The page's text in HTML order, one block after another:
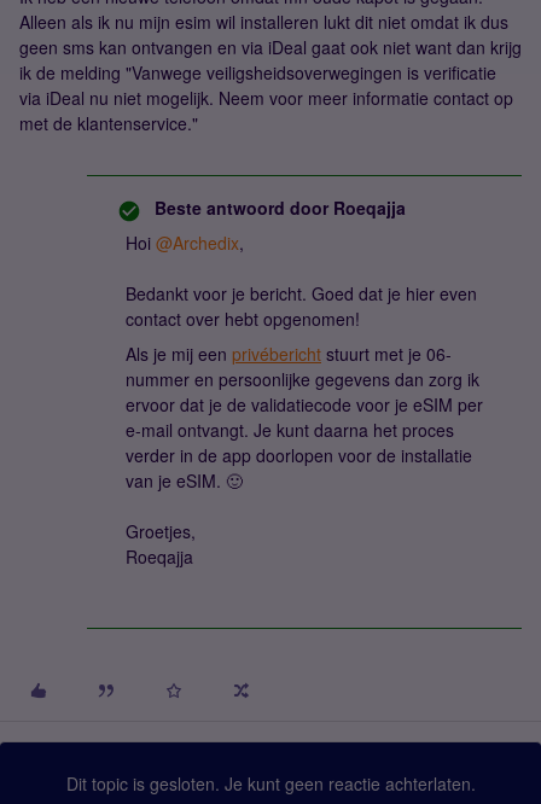
Alleen als ik nu mijn esim wil installeren lukt dit niet omdat ik dus
geen sms kan ontvangen en via iDeal gaat ook niet want dan krijg
ik de melding "Vanwege veiligsheidsoverwegingen is verificatie
via iDeal nu niet mogelijk. Neem voor meer informatie contact op
met de klantenservice."
Beste antwoord door Roeqajja
Hoi @Archedix,
Bedankt voor je bericht. Goed dat je hier even
contact over hebt opgenomen!
Als je mij een privébericht stuurt met je 06-
nummer en persoonlijke gegevens dan zorg ik
ervoor dat je de validatiecode voor je eSIM per
e-mail ontvangt. Je kunt daarna het proces
verder in de app doorlopen voor de installatie
van je eSIM. 🙂
Groetjes,
Roeqajja
Dit topic is gesloten. Je kunt geen reactie achterlaten.